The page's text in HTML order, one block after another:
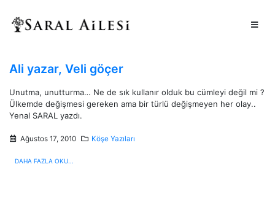
Ali yazar, Veli göçer
Unutma, unutturma… Ne de sık kullanır olduk bu cümleyi değil mi ?
Ülkemde değişmesi gereken ama bir türlü değişmeyen her olay..
Yenal SARAL yazdı.
Ağustos 17, 2010 Köşe Yazıları
DAHA FAZLA OKU...